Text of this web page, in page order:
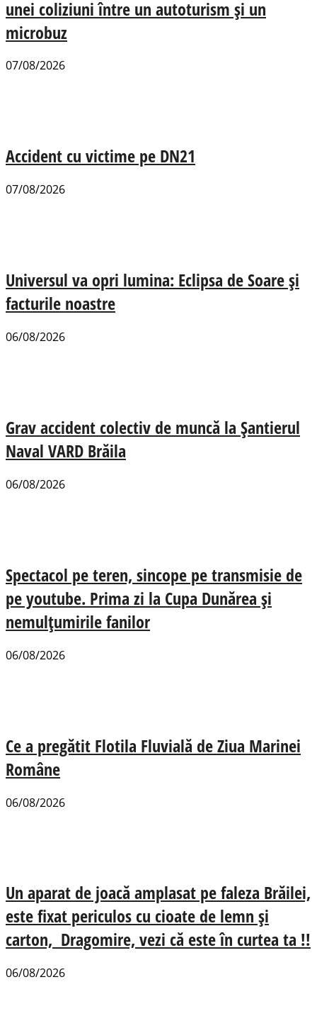
unei coliziuni între un autoturism și un
microbuz
07/08/2026
Accident cu victime pe DN21
07/08/2026
Universul va opri lumina: Eclipsa de Soare și
facturile noastre
06/08/2026
Grav accident colectiv de muncă la Șantierul
Naval VARD Brăila
06/08/2026
Spectacol pe teren, sincope pe transmisie de
pe youtube. Prima zi la Cupa Dunărea și
nemulțumirile fanilor
06/08/2026
Ce a pregătit Flotila Fluvială de Ziua Marinei
Române
06/08/2026
Un aparat de joacă amplasat pe faleza Brăilei,
este fixat periculos cu cioate de lemn și
carton, Dragomire, vezi că este în curtea ta !!
06/08/2026